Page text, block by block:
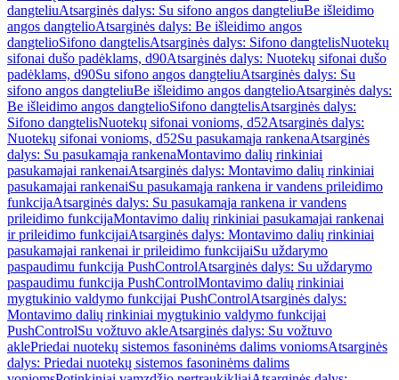
dangteliuAtsarginės dalys: Su sifono angos dangteliuBe išleidimo
angos dangtelioAtsarginės dalys: Be išleidimo angos
dangtelioSifono dangtelisAtsarginės dalys: Sifono dangtelisNuotekų
sifonai dušo padėklams, d90Atsarginės dalys: Nuotekų sifonai dušo
padėklams, d90Su sifono angos dangteliuAtsarginės dalys: Su
sifono angos dangteliuBe išleidimo angos dangtelioAtsarginės dalys:
Be išleidimo angos dangtelioSifono dangtelisAtsarginės dalys:
Sifono dangtelisNuotekų sifonai vonioms, d52Atsarginės dalys:
Nuotekų sifonai vonioms, d52Su pasukamąja rankenaAtsarginės
dalys: Su pasukamąja rankenaMontavimo dalių rinkiniai
pasukamajai rankenaiAtsarginės dalys: Montavimo dalių rinkiniai
pasukamajai rankenaiSu pasukamąja rankena ir vandens prileidimo
funkcijaAtsarginės dalys: Su pasukamąja rankena ir vandens
prileidimo funkcijaMontavimo dalių rinkiniai pasukamajai rankenai
ir prileidimo funkcijaiAtsarginės dalys: Montavimo dalių rinkiniai
pasukamajai rankenai ir prileidimo funkcijaiSu uždarymo
paspaudimu funkcija PushControlAtsarginės dalys: Su uždarymo
paspaudimu funkcija PushControlMontavimo dalių rinkiniai
mygtukinio valdymo funkcijai PushControlAtsarginės dalys:
Montavimo dalių rinkiniai mygtukinio valdymo funkcijai
PushControlSu vožtuvo akleAtsarginės dalys: Su vožtuvo
aklePriedai nuotekų sistemos fasoninėms dalims voniomsAtsarginės
dalys: Priedai nuotekų sistemos fasoninėms dalims